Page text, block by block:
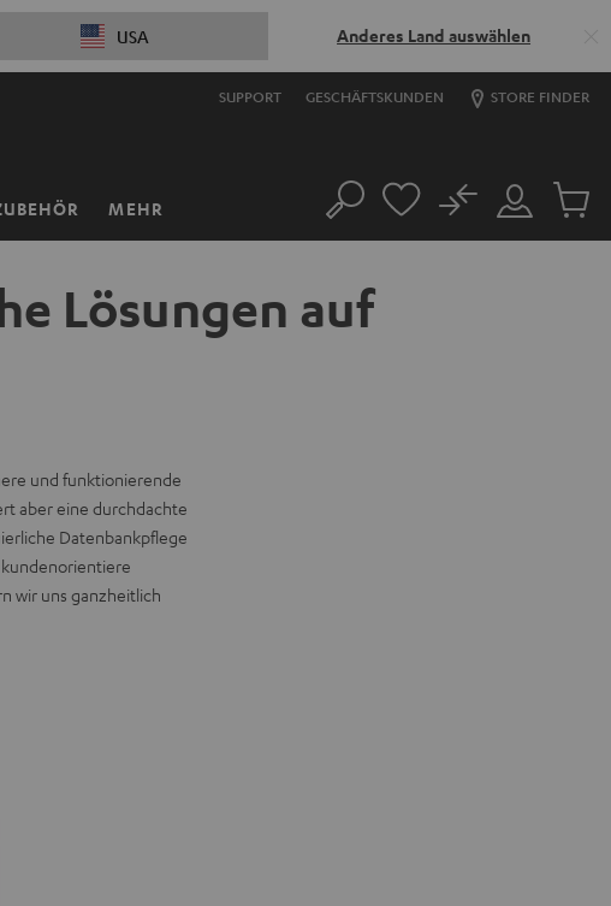
USA Anderes Land auswählen
SUPPORT GESCHÄFTSKUNDEN STORE FINDER
MEHR Suche
Mein
Konto
No
Artikel
Lösungen auf
und funktionierende
aber eine durchdachte
Datenbankpflege
wir uns ganzheitlich